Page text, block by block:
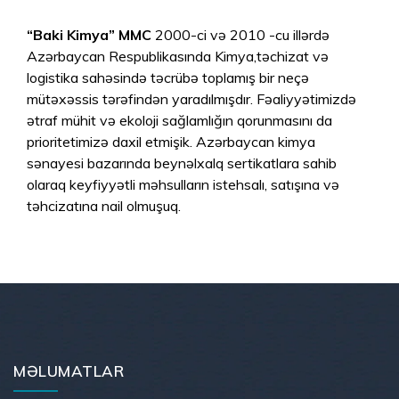
“Baki Kimya” MMC 2000-ci və 2010 -cu illərdə
Azərbaycan Respublikasında Kimya,təchizat və
logistika sahəsində təcrübə toplamış bir neçə
mütəxəssis tərəfindən yaradılmışdır. Fəaliyyətimizdə
ətraf mühit və ekoloji sağlamlığın qorunmasını da
prioritetimizə daxil etmişik. Azərbaycan kimya
sənayesi bazarında beynəlxalq sertikatlara sahib
olaraq keyfiyyətli məhsulların istehsalı, satışına və
təhcizatına nail olmuşuq.
MƏLUMATLAR